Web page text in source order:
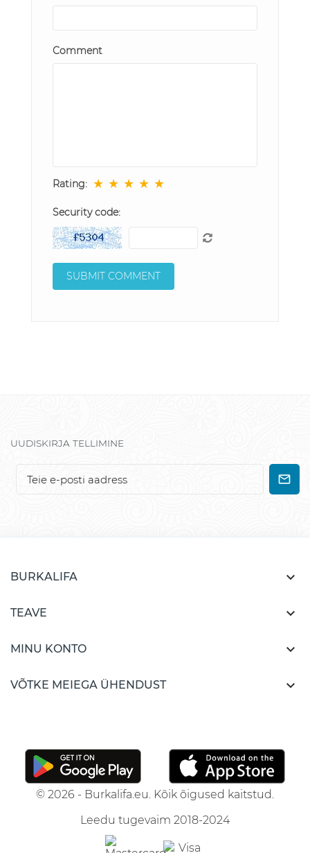
Comment
Rating: ★ ★ ★ ★ ★
Security code:
UUDISKIRJA TELLIMINE
BURKALIFA 
TEAVE 
MINU KONTO 
VÕTKE MEIEGA ÜHENDUST 
© 2026 - Burkalifa.eu. Kõik õigused kaitstud.
Leedu tugevaim 2018-2024